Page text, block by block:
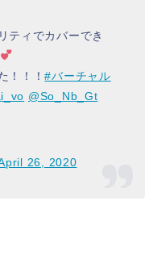
ティでカバーでき
！！！#バーチャル
@So_Nb_Gt
26, 2020